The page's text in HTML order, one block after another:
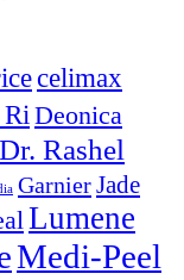
celimax
Deonica
Dr. Rashel
GarnierJade
Lumene
Medi-Peel